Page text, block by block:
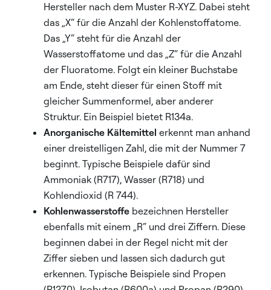
Hersteller nach dem Muster R-XYZ. Dabei steht
das „X“ für die Anzahl der Kohlenstoffatome.
Das „Y“ steht für die Anzahl der
Wasserstoffatome und das „Z“ für die Anzahl
der Fluoratome. Folgt ein kleiner Buchstabe
am Ende, steht dieser für einen Stoff mit
gleicher Summenformel, aber anderer
Struktur. Ein Beispiel bietet R134a.
Anorganische Kältemittel erkennt man anhand
einer dreistelligen Zahl, die mit der Nummer 7
beginnt. Typische Beispiele dafür sind
Ammoniak (R717), Wasser (R718) und
Kohlendioxid (R 744).
Kohlenwasserstoffe bezeichnen Hersteller
ebenfalls mit einem „R“ und drei Ziffern. Diese
beginnen dabei in der Regel nicht mit der
Ziffer sieben und lassen sich dadurch gut
erkennen. Typische Beispiele sind Propen